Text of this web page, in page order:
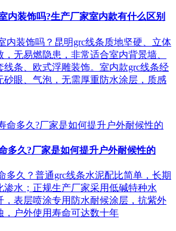
内装饰吗?生产厂家室内款有什么区别
内装饰吗？昆明grc线条质地坚硬、立体
无易燃隐患，非常适合室内背景墙、
线条、欧式浮雕装饰。室内款grc线条经
砂眼、气泡，无需厚重防水涂层，质感
多久?厂家是如何提升户外耐候性的
多久？普通grc线条水泥配比简单，长期
渗水；正规生产厂家采用低碱特种水
，表层喷涂专用防水耐候涂层，抗紫外
，户外使用寿命可达数十年